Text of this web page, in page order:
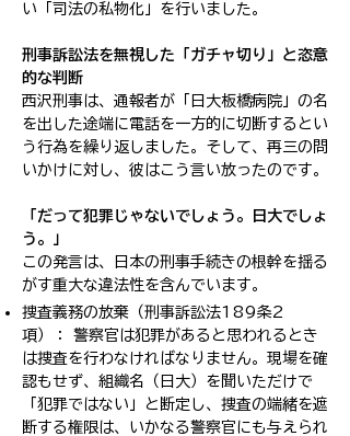
い「司法の私物化」を行いました。
刑事訴訟法を無視した「ガチャ切り」と恣意
的な判断
西沢刑事は、通報者が「日大板橋病院」の名
を出した途端に電話を一方的に切断するとい
う行為を繰り返しました。そして、再三の問
いかけに対し、彼はこう言い放ったのです。
「だって犯罪じゃないでしょう。日大でしょ
う。」
この発言は、日本の刑事手続きの根幹を揺る
がす重大な違法性を含んでいます。
捜査義務の放棄（刑事訴訟法189条2
項）： 警察官は犯罪があると思われるとき
は捜査を行わなければなりません。現場を確
認もせず、組織名（日大）を聞いただけで
「犯罪ではない」と断定し、捜査の端緒を遮
断する権限は、いかなる警察官にも与えられ